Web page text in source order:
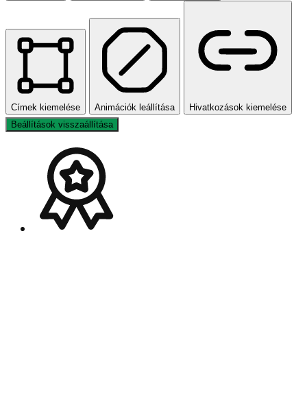
Címek kiemelése Animációk leállítása
Hivatkozások kiemelése
Beállítások visszaállítása